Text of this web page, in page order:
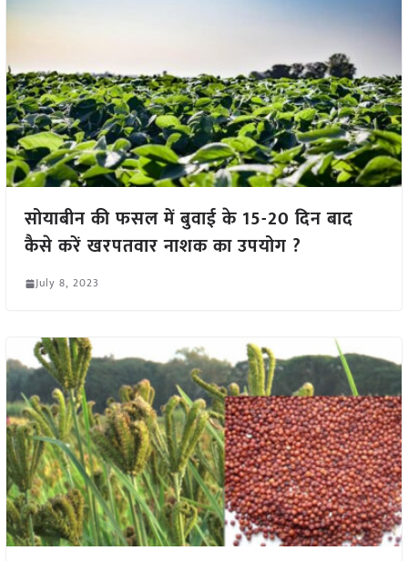
सोयाबीन की फसल में बुवाई के 15-20 दिन बाद
कैसे करें खरपतवार नाशक का उपयोग ?
July 8, 2023